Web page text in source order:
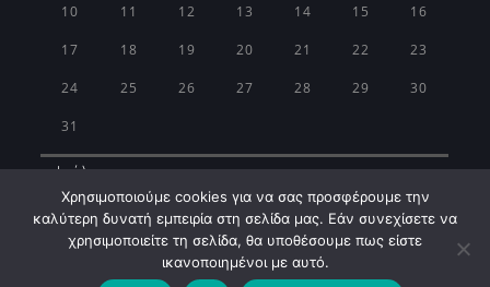
10 11 12 13 14 15 16
17 18 19 20 21 22 23
24 25 26 27 28 29 30
31
« Ιούλ
Χρησιμοποιούμε cookies για να σας προσφέρουμε την
καλύτερη δυνατή εμπειρία στη σελίδα μας. Εάν συνεχίσετε να
χρησιμοποιείτε τη σελίδα, θα υποθέσουμε πως είστε
ικανοποιημένοι με αυτό.